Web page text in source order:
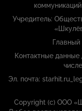
Учредитель:
Контактные данные
Эл. почта:
Copyright (с) ООО